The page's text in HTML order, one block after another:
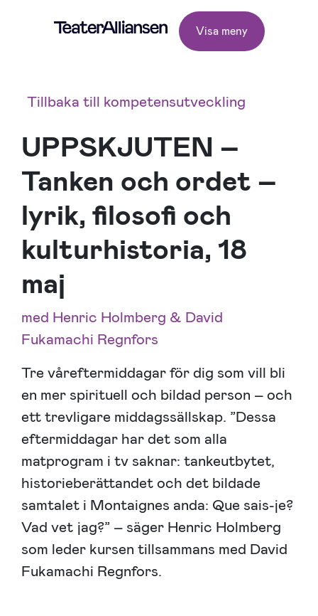
Visa meny
Tillbaka till kompetensutveckling
UPPSKJUTEN –
Tanken och ordet –
lyrik, filosofi och
kulturhistoria, 18
maj
med Henric Holmberg & David
Fukamachi Regnfors
Tre våreftermiddagar för dig som vill bli
en mer spirituell och bildad person – och
ett trevligare middagssällskap. ”Dessa
eftermiddagar har det som alla
matprogram i tv saknar: tankeutbytet,
historieberättandet och det bildade
samtalet i Montaignes anda: Que sais-je?
Vad vet jag?” – säger Henric Holmberg
som leder kursen tillsammans med David
Fukamachi Regnfors.